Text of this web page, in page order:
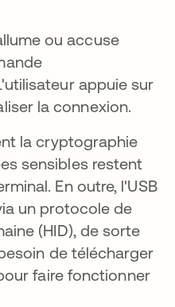
ou accuse
appuie sur
la connexion.
la cryptographie
sensibles restent
En outre, l'USB
un protocole de
(HID), de sorte
de télécharger
faire fonctionner